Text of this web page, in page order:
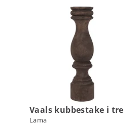
Vaals kubbestake i tre
Lama